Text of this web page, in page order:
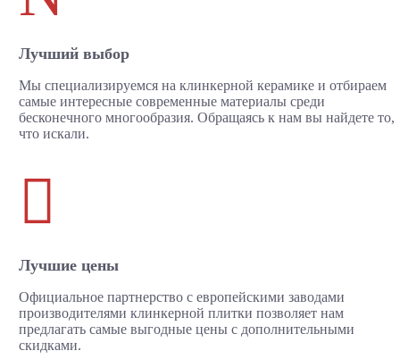
Лучший выбор
Мы специализируемся на клинкерной керамике и отбираем
самые интересные современные материалы среди
бесконечного многообразия. Обращаясь к нам вы найдете то,
что искали.

Лучшие цены
Официальное партнерство с европейскими заводами
производителями клинкерной плитки позволяет нам
предлагать самые выгодные цены с дополнительными
скидками.